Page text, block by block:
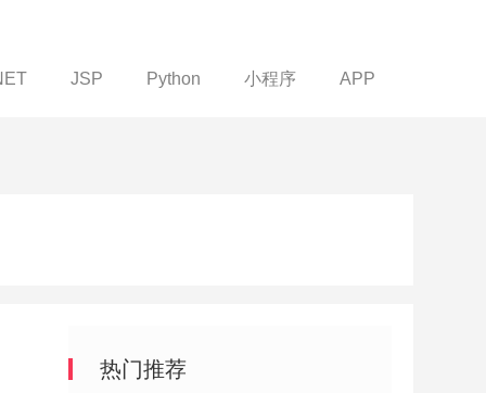
JSP Python 小程序 APP
热门推荐